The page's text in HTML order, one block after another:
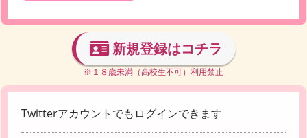
新規登録はコチラ
※１８歳未満（高校生不可）利用禁止
Twitterアカウントでもログインできます